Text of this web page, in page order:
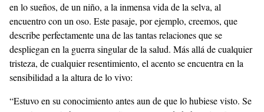
en lo sueños, de un niño, a la inmensa vida de la selva, al
encuentro con un oso. Este pasaje, por ejemplo, creemos, que
describe perfectamente una de las tantas relaciones que se
despliegan en la guerra singular de la salud. Más allá de cualquier
tristeza, de cualquier resentimiento, el acento se encuentra en la
sensibilidad a la altura de lo vivo:
“Estuvo en su conocimiento antes aun de que lo hubiese visto. Se